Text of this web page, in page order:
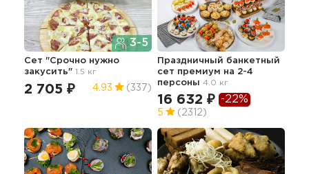
3-5
Сет "Срочно нужно
закусить" 1.5 кг
2 705 ₽ 4.93 (337)
Праздничный банкетный
сет премиум на 2-4
персоны 4.0 кг
16 632 ₽ -22%
5 (2312)